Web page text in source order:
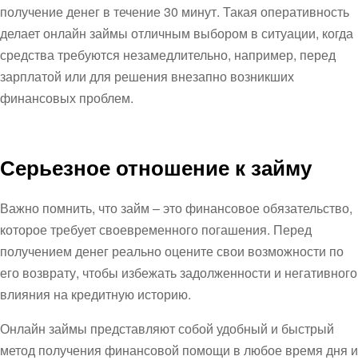
получение денег в течение 30 минут. Такая оперативность
делает онлайн займы отличным выбором в ситуации, когда
средства требуются незамедлительно, например, перед
зарплатой или для решения внезапно возникших
финансовых проблем.
Серьезное отношение к займу
Важно помнить, что займ – это финансовое обязательство,
которое требует своевременного погашения. Перед
получением денег реально оцените свои возможности по
его возврату, чтобы избежать задолженности и негативного
влияния на кредитную историю.
Онлайн займы представляют собой удобный и быстрый
метод получения финансовой помощи в любое время дня и